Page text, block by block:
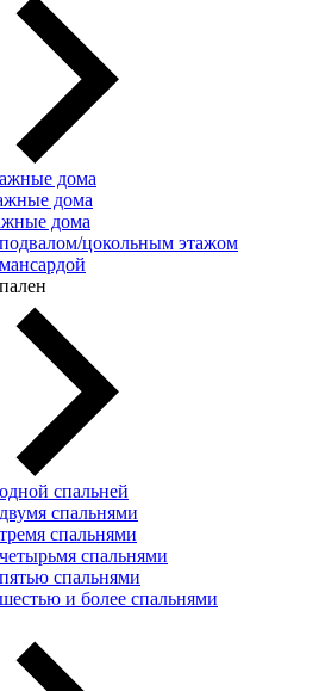
дома
дома
дома
цокольным этажом
спальней
спальнями
спальнями
спальнями
спальнями
и более спальнями